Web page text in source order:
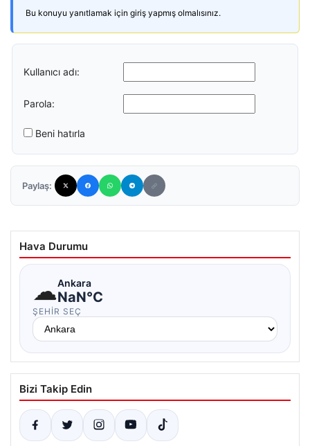
Bu konuyu yanıtlamak için giriş yapmış olmalısınız.
Kullanıcı adı:
Parola:
Beni hatırla
Paylaş:
Hava Durumu
☁Ankara
NaN°C
ŞEHIR SEÇ
Bizi Takip Edin